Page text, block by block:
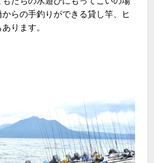
らの手釣りができる貸し竿、ヒ
ります。